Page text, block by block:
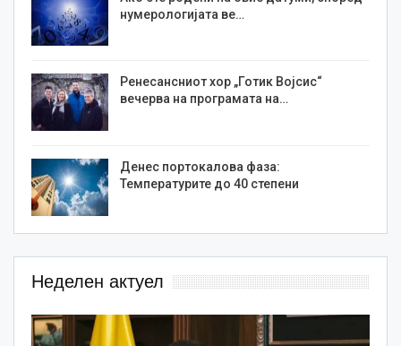
нумерологијата ве…
Ренесансниот хор „Готик Војсис“
вечерва на програмата на…
Денес портокалова фаза:
Температурите до 40 степени
Неделен актуел